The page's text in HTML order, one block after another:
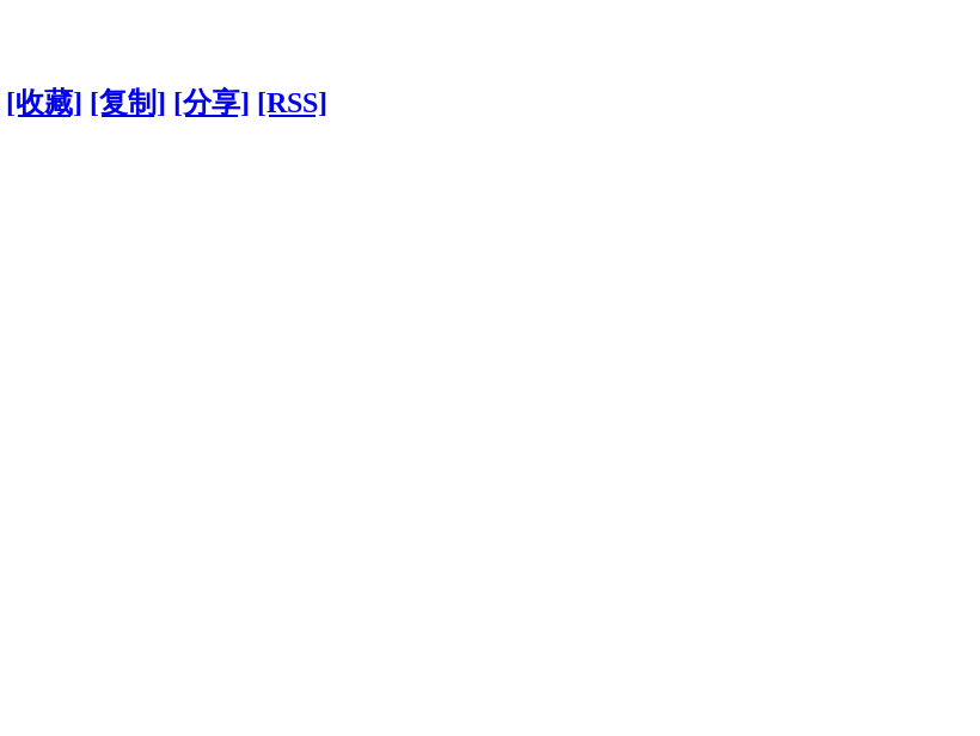
[收藏] [复制] [分享] [RSS]